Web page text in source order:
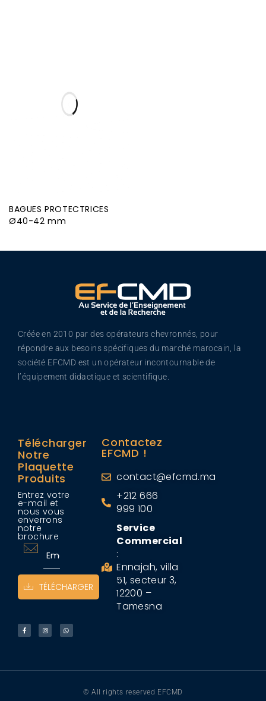
BAGUES PROTECTRICES
Ø40-42 mm
Créée en 2010 par des opérateurs chevronnés, pour
répondre aux besoins spécifiques du marché marocain, la
société EFCMD est un opérateur incontournable de
l’équipement didactique et scientifique.
Télécharger
Notre
Plaquette
Produits
Entrez votre
e-mail et
nous vous
enverrons
notre
brochure
TÉLÉCHARGER
Contactez
EFCMD !
contact@efcmd.ma
+212 666
999 100
Service
Commercial
:
Ennajah, villa
51, secteur 3,
12200 –
Tamesna
© All rights reserved EFCMD